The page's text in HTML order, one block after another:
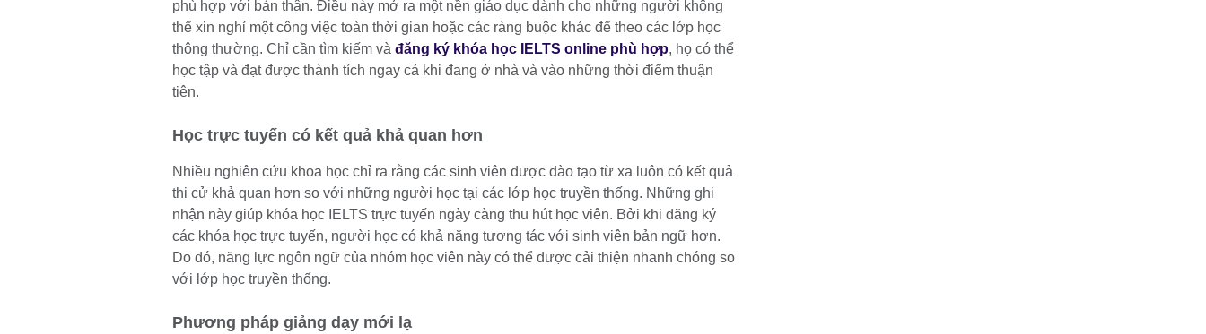
phù hợp với bản thân. Điều này mở ra một nền giáo dục dành cho những người không
thể xin nghỉ một công việc toàn thời gian hoặc các ràng buộc khác để theo các lớp học
thông thường. Chỉ cần tìm kiếm và đăng ký khóa học IELTS online phù hợp, họ có thể
học tập và đạt được thành tích ngay cả khi đang ở nhà và vào những thời điểm thuận
tiện.
Học trực tuyến có kết quả khả quan hơn
Nhiều nghiên cứu khoa học chỉ ra rằng các sinh viên được đào tạo từ xa luôn có kết quả
thi cử khả quan hơn so với những người học tại các lớp học truyền thống. Những ghi
nhận này giúp khóa học IELTS trực tuyến ngày càng thu hút học viên. Bởi khi đăng ký
các khóa học trực tuyến, người học có khả năng tương tác với sinh viên bản ngữ hơn.
Do đó, năng lực ngôn ngữ của nhóm học viên này có thể được cải thiện nhanh chóng so
với lớp học truyền thống.
Phương pháp giảng dạy mới lạ